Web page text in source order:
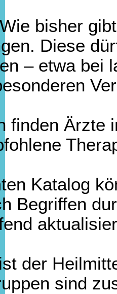
bisher
Diese
– etwa bei
finden Ärzte
Katalog
Begriffen
der
sind